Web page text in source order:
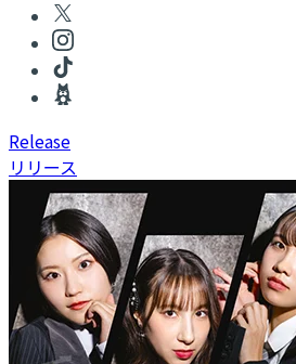
Release
リリース